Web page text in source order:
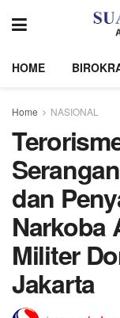
HOME
Home NASIONAL
dan
Narkoba
Militer
Jakarta